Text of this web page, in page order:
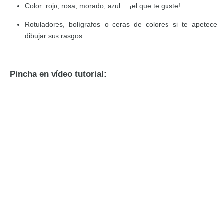
Color: rojo, rosa, morado, azul… ¡el que te guste!
Rotuladores, bolígrafos o ceras de colores si te apetece
dibujar sus rasgos.
Pincha en vídeo tutorial: